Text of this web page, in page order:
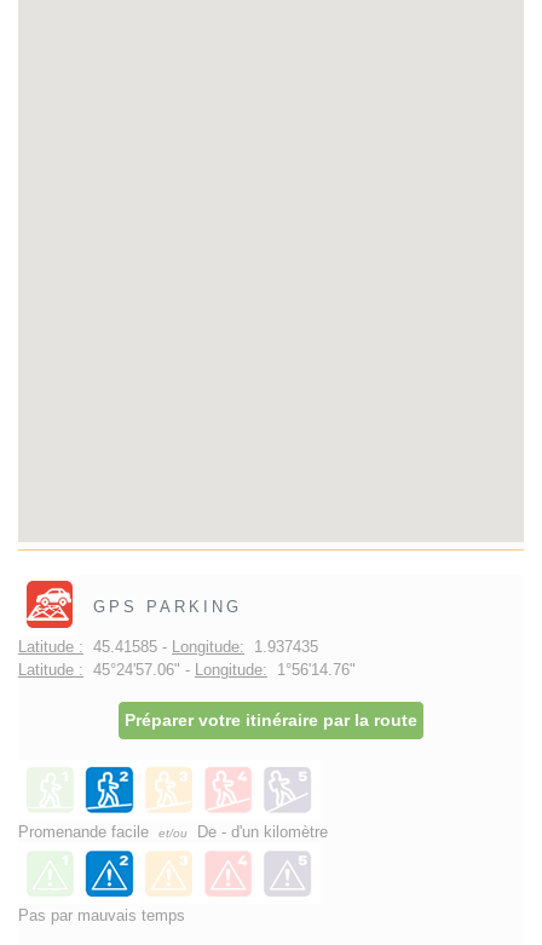
GPS PARKING
Latitude : 45.41585 - Longitude: 1.937435
Latitude : 45°24'57.06" - Longitude: 1°56'14.76"
Préparer votre itinéraire par la route
Promenande facile et/ou De - d'un kilomètre
Pas par mauvais temps